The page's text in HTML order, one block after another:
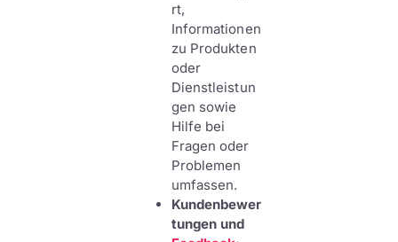
rt,
Informationen
zu Produkten
oder
Dienstleistun
gen sowie
Hilfe bei
Fragen oder
Problemen
umfassen.
Kundenbewer
tungen und